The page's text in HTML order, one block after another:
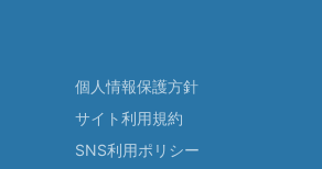
個人情報保護方針
サイト利用規約
SNS利用ポリシー